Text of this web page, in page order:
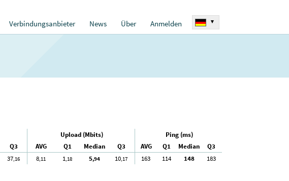
Verbindungsanbieter News Über Anmelden ▾
Upload (Mbits)
Ping (ms)
Q3 AVG Q1 Median Q3 AVG Q1 Median
Q3
37,16 8,11 1,18 5,94 10,17 163 114 148 183